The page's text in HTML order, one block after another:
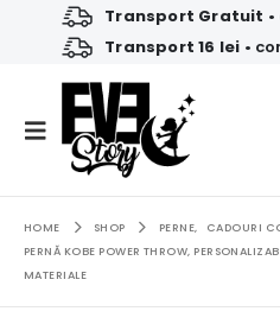
Transport Gratuit
Transport 16 lei •
HOME SHOP PERNE,
CADOURI
PERNĂ KOBE POWER THROW,
MATERIALE